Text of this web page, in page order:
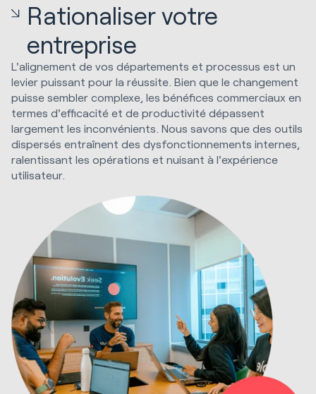
Rationaliser votre
entreprise
L'alignement de vos départements et processus est un
levier puissant pour la réussite. Bien que le changement
puisse sembler complexe, les bénéfices commerciaux en
termes d'efficacité et de productivité dépassent
largement les inconvénients. Nous savons que des outils
dispersés entraînent des dysfonctionnements internes,
ralentissant les opérations et nuisant à l'expérience
utilisateur.